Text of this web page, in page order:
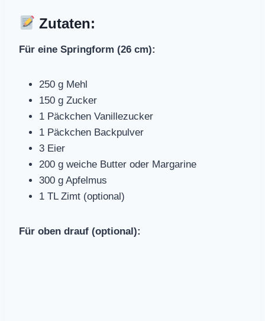
Zutaten:
Für eine Springform (26 cm):
250 g Mehl
150 g Zucker
1 Päckchen Vanillezucker
1 Päckchen Backpulver
3 Eier
200 g weiche Butter oder Margarine
300 g Apfelmus
1 TL Zimt (optional)
Für oben drauf (optional):